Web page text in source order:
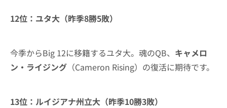
12位：ユタ大（昨季8勝5敗）
今季からBig 12に移籍するユタ大。魂のQB、 キャメロ
ン・ライジング （Cameron Rising）の復活に期待です。
13位：ルイジアナ州立大（昨季10勝3敗）